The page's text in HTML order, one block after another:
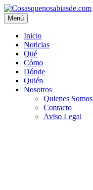
Menú
Inicio
Noticias
Qué
Cómo
Dónde
Quién
Nosotros
Quienes Somos
Contacto
Aviso Legal